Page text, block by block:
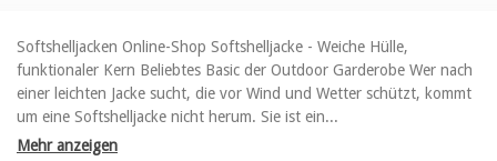
Softshelljacken Online-Shop Softshelljacke - Weiche Hülle,
funktionaler Kern Beliebtes Basic der Outdoor Garderobe Wer nach
einer leichten Jacke sucht, die vor Wind und Wetter schützt, kommt
um eine Softshelljacke nicht herum. Sie ist ein...
Mehr anzeigen